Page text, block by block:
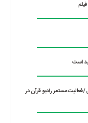
است
مستمر رادیو قرآن در